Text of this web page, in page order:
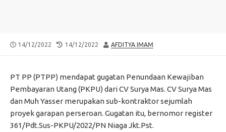
PUBLISHED
14/12/2022
LAST
14/12/2022 AUTHOR
AFDITYA IMAM
PT PP (PTPP) mendapat gugatan Penundaan Kewajiban
Pembayaran Utang (PKPU) dari CV Surya Mas. CV Surya Mas
dan Muh Yasser merupakan sub-kontraktor sejumlah
proyek garapan perseroan. Gugatan itu, bernomor register
361/Pdt.Sus-PKPU/2022/PN Niaga Jkt.Pst.